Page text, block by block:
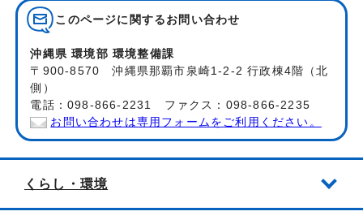
このページに関する お問い合わせ
沖縄県 環境部 環境整備課
〒900-8570 沖縄県那覇市泉崎1-2-2 行政棟4階（北
側）
電話：098-866-2231 ファクス：098-866-2235
お問い合わせは専用フォームをご利用ください。
くらし・環境